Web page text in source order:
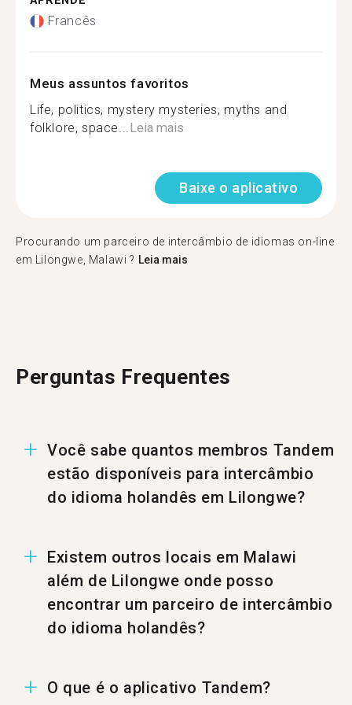
Francês
Meus assuntos favoritos
Life, politics, mystery mysteries, myths and
folklore, space...Leia mais
Baixe o aplicativo
Procurando um parceiro de intercâmbio de idiomas on-line
em Lilongwe, Malawi ? Leia mais
Perguntas Frequentes
Você sabe quantos membros Tandem
estão disponíveis para intercâmbio
do idioma holandês em Lilongwe?
uma troca do idioma holandês.
Existem outros locais em Malawi
além de Lilongwe onde posso
encontrar um parceiro de intercâmbio
do idioma holandês?
Tandem de holandês em <a href=/pt-
O que é o aplicativo Tandem?